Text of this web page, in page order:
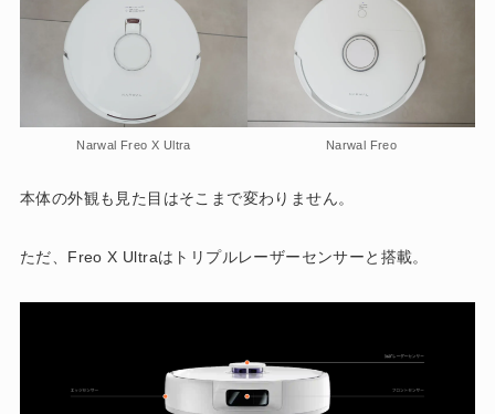
Narwal Freo X Ultra Narwal Freo
本体の外観も見た目はそこまで変わりません。
ただ、Freo X Ultraはトリプルレーザーセンサーと搭載。